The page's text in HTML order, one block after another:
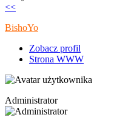
<<
BishoYo
Zobacz profil
Strona WWW
Administrator